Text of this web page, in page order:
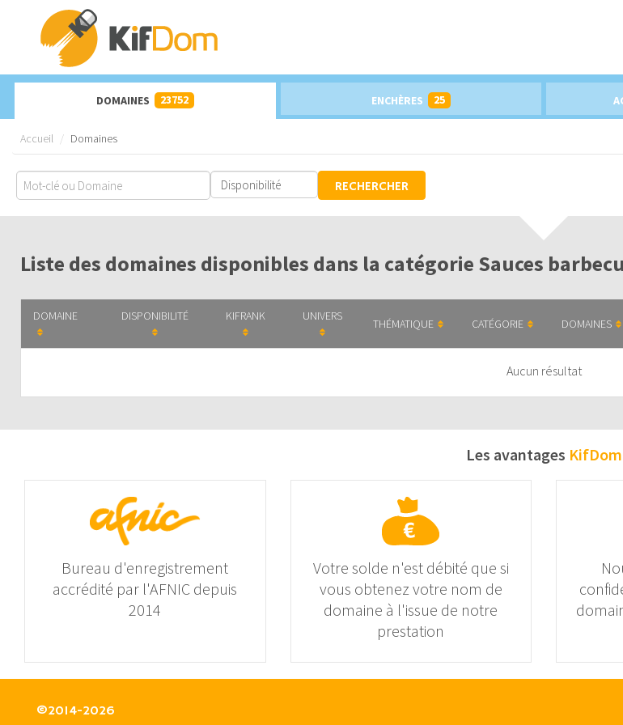
DOMAINES 23752 ENCHÈRES 25
Accueil Domaines
RECHERCHER
Liste des domaines disponibles dans la catégorie Sauces
DOMAINE DISPONIBILITÉ KIFRANK UNIVERS
THÉMATIQUE CATÉGORIE DOMAINES
Aucun résultat
Les avantages KifDom
Bureau d'enregistrement
accrédité par l'AFNIC depuis
2014
Votre solde n'est débité que si
vous obtenez votre nom de
domaine à l'issue de notre
prestation
©2014-2026